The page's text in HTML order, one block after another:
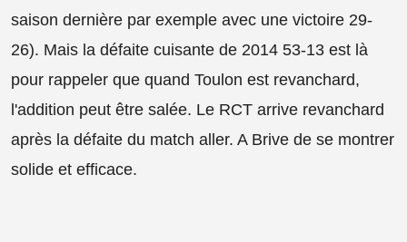
saison dernière par exemple avec une victoire 29-
26). Mais la défaite cuisante de 2014 53-13 est là
pour rappeler que quand Toulon est revanchard,
l'addition peut être salée. Le RCT arrive revanchard
après la défaite du match aller. A Brive de se montrer
solide et efficace.